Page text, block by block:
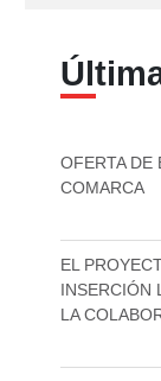
OFERTA DE
COMARCA
EL
INSERCIÓN
LA